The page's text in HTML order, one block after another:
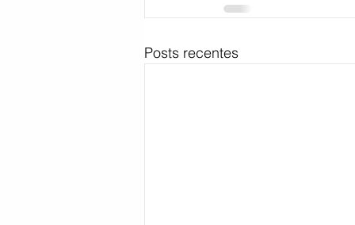
Posts recentes